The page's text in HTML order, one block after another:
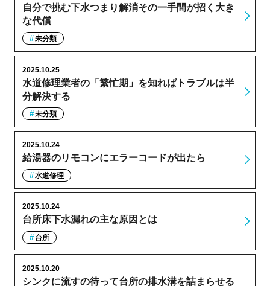
自分で挑む下水つまり解消その一手間が招く大き
な代償
未分類
水道修理業者の「繁忙期」を知ればトラブルは半
分解決する
2025.10.25
未分類
給湯器のリモコンにエラーコードが出たら
2025.10.24
水道修理
台所床下水漏れの主な原因とは
2025.10.24
台所
シンクに流すの待って台所の排水溝を詰まらせる
2025.10.20